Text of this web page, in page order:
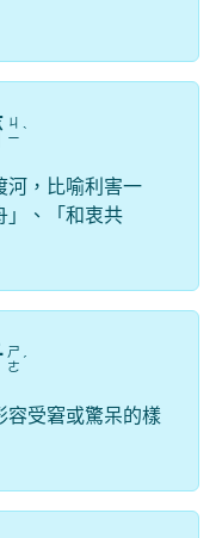
ㄐ
ㄧ ˋ
河，比喻利害一
」、「和衷共
ㄕ
ㄜ ˊ
容受窘或驚呆的樣